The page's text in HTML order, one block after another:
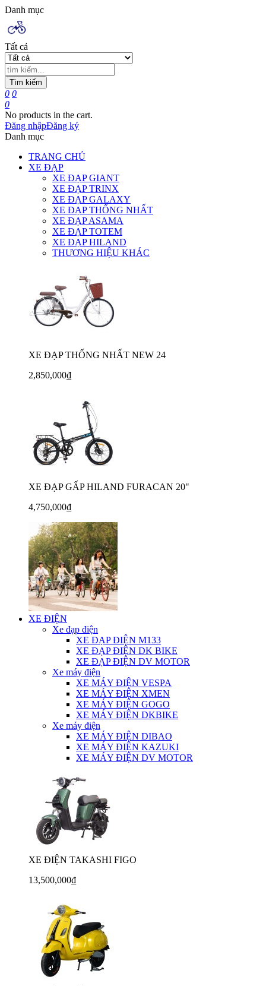
Danh mục
Tất cả
Tìm kiếm
0 0
0
No products in the cart.
Đăng nhậpĐăng ký
Danh mục
TRANG CHỦ
XE ĐẠP
XE ĐẠP GIANT
XE ĐẠP TRINX
XE ĐẠP GALAXY
XE ĐẠP THỐNG NHẤT
XE ĐẠP ASAMA
XE ĐẠP TOTEM
XE ĐẠP HILAND
THƯƠNG HIỆU KHÁC
XE ĐẠP THỐNG NHẤT NEW 24
2,850,000₫
XE ĐẠP GẤP HILAND FURACAN 20"
4,750,000₫
XE ĐIỆN
Xe đạp điện
XE ĐẠP ĐIỆN M133
XE ĐẠP ĐIỆN DK BIKE
XE ĐẠP ĐIỆN DV MOTOR
Xe máy điện
XE MÁY ĐIỆN VESPA
XE MÁY ĐIỆN XMEN
XE MÁY ĐIỆN GOGO
XE MÁY ĐIỆN DKBIKE
Xe máy điện
XE MÁY ĐIỆN DIBAO
XE MÁY ĐIỆN KAZUKI
XE MÁY ĐIỆN DV MOTOR
XE ĐIỆN TAKASHI FIGO
13,500,000₫